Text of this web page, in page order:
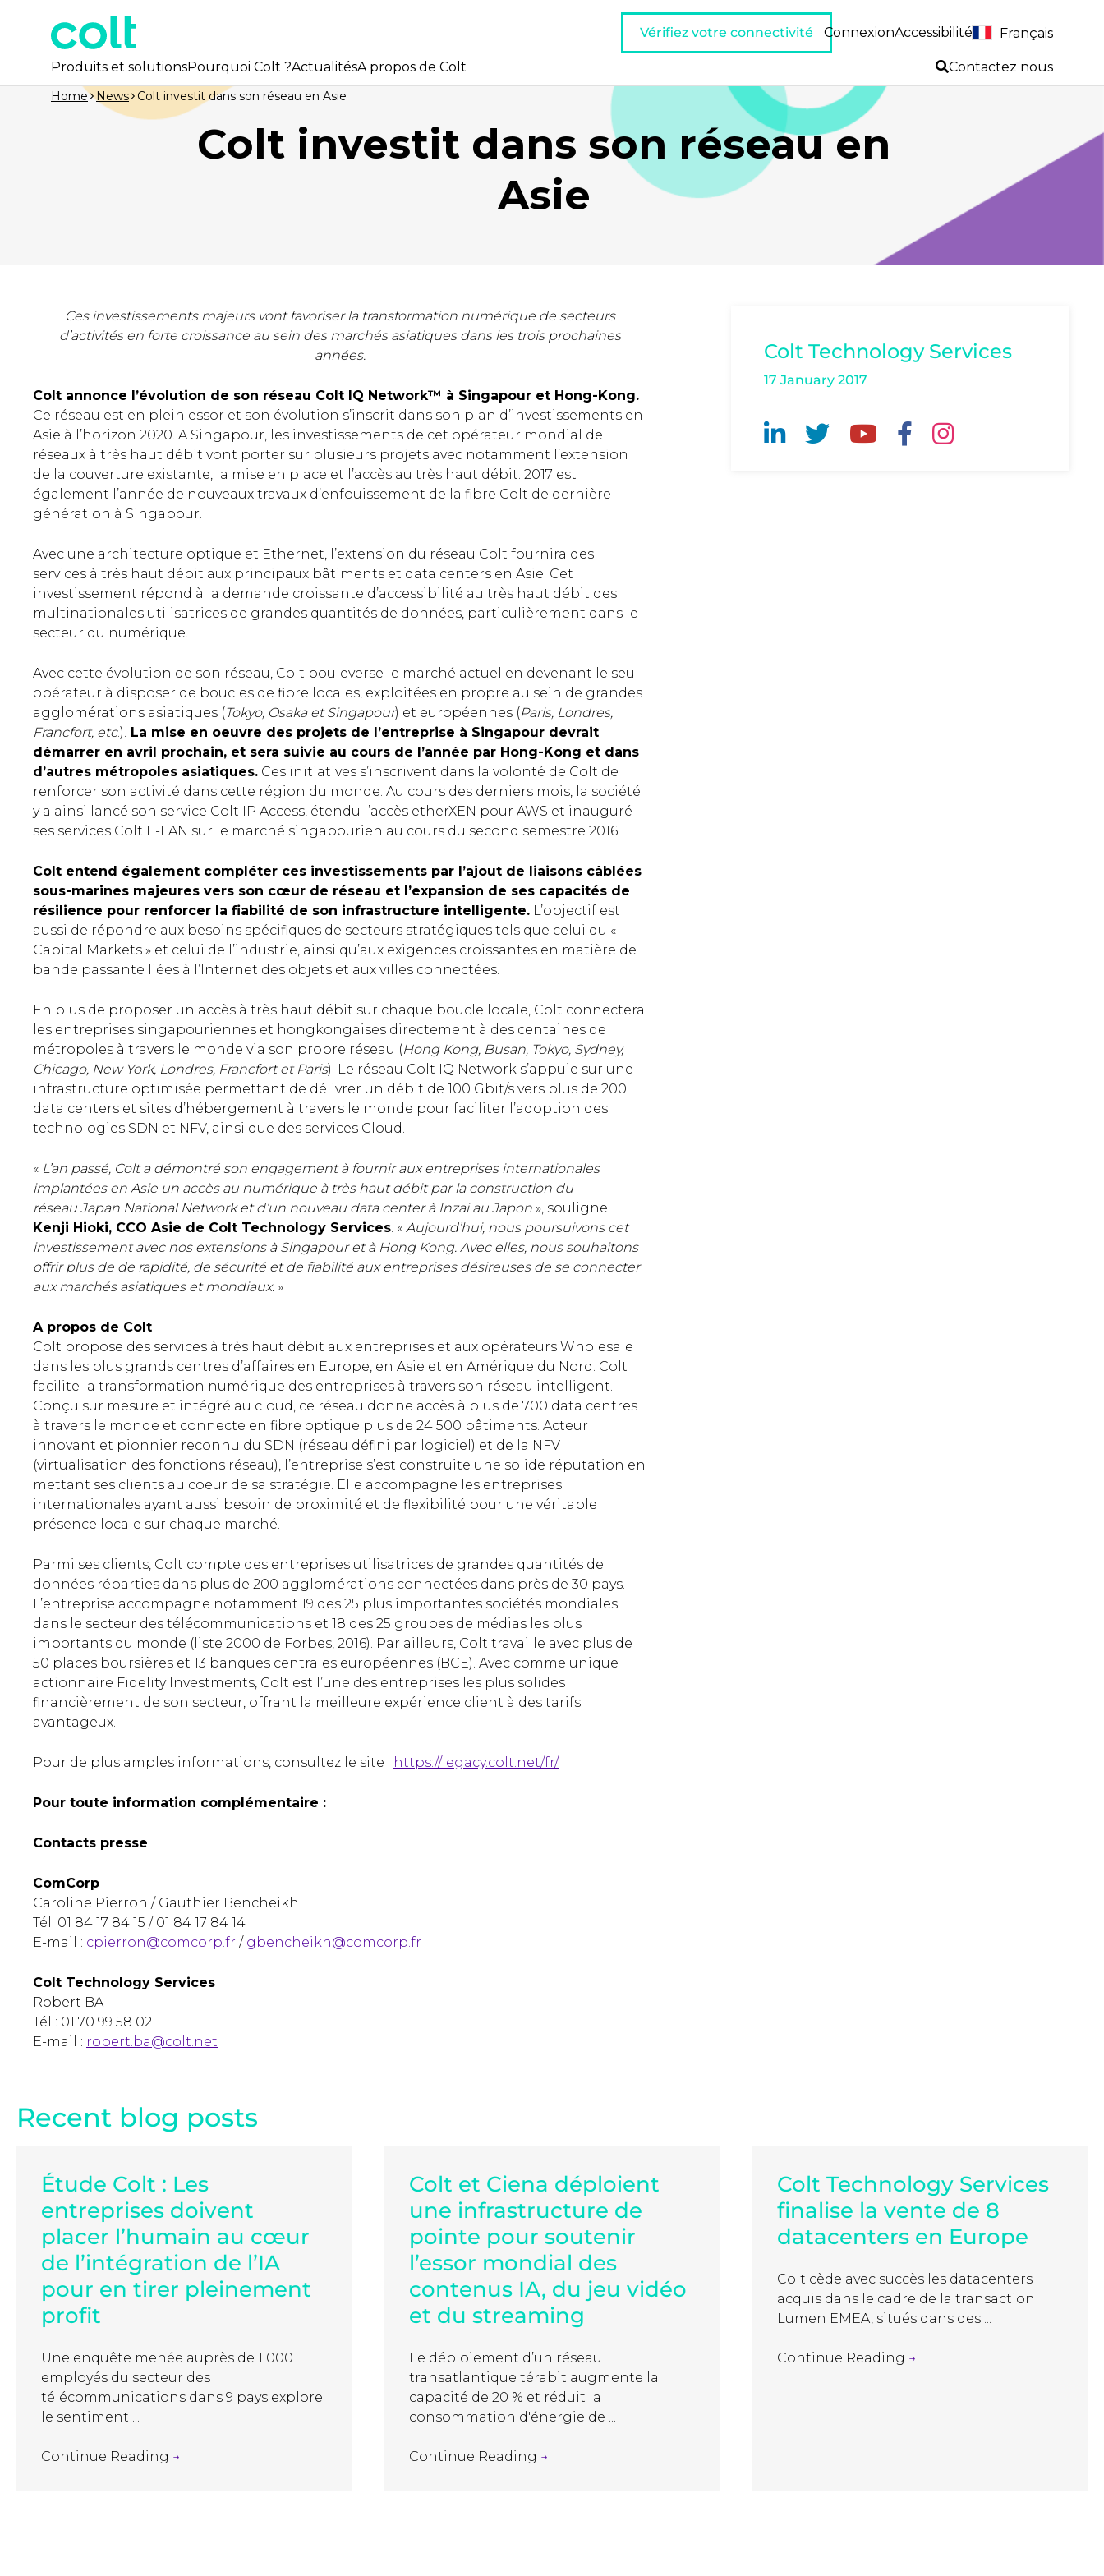
Produits et solutionsPourquoi Colt ?ActualitésA propos de Colt
Vérifiez votre connectivité ConnexionAccessibilité Français
Contactez nous
Colt investit dans son réseau en
Asie
Home News Colt investit dans son réseau en Asie
Ces investissements majeurs vont favoriser la transformation numérique de secteurs
d’activités en forte croissance au sein des marchés asiatiques dans les trois prochaines
années.
Colt annonce l’évolution de son réseau Colt IQ Network™ à Singapour et Hong-Kong.
Ce réseau est en plein essor et son évolution s’inscrit dans son plan d’investissements en
Asie à l’horizon 2020. A Singapour, les investissements de cet opérateur mondial de
réseaux à très haut débit vont porter sur plusieurs projets avec notamment l’extension
de la couverture existante, la mise en place et l’accès au très haut débit. 2017 est
également l’année de nouveaux travaux d’enfouissement de la fibre Colt de dernière
génération à Singapour.
Avec une architecture optique et Ethernet, l’extension du réseau Colt fournira des
services à très haut débit aux principaux bâtiments et data centers en Asie. Cet
investissement répond à la demande croissante d’accessibilité au très haut débit des
multinationales utilisatrices de grandes quantités de données, particulièrement dans le
secteur du numérique.
Avec cette évolution de son réseau, Colt bouleverse le marché actuel en devenant le seul
opérateur à disposer de boucles de fibre locales, exploitées en propre au sein de grandes
agglomérations asiatiques (Tokyo, Osaka et Singapour) et européennes (Paris, Londres,
Francfort, etc.). La mise en oeuvre des projets de l’entreprise à Singapour devrait
démarrer en avril prochain, et sera suivie au cours de l’année par Hong-Kong et dans
d’autres métropoles asiatiques. Ces initiatives s’inscrivent dans la volonté de Colt de
renforcer son activité dans cette région du monde. Au cours des derniers mois, la société
y a ainsi lancé son service Colt IP Access, étendu l’accès etherXEN pour AWS et inauguré
ses services Colt E-LAN sur le marché singapourien au cours du second semestre 2016.
Colt entend également compléter ces investissements par l’ajout de liaisons câblées
sous-marines majeures vers son cœur de réseau et l’expansion de ses capacités de
résilience pour renforcer la fiabilité de son infrastructure intelligente. L’objectif est
aussi de répondre aux besoins spécifiques de secteurs stratégiques tels que celui du «
Capital Markets » et celui de l’industrie, ainsi qu’aux exigences croissantes en matière de
bande passante liées à l’Internet des objets et aux villes connectées.
En plus de proposer un accès à très haut débit sur chaque boucle locale, Colt connectera
les entreprises singapouriennes et hongkongaises directement à des centaines de
métropoles à travers le monde via son propre réseau (Hong Kong, Busan, Tokyo, Sydney,
Chicago, New York, Londres, Francfort et Paris). Le réseau Colt IQ Network s’appuie sur une
infrastructure optimisée permettant de délivrer un débit de 100 Gbit/s vers plus de 200
data centers et sites d’hébergement à travers le monde pour faciliter l’adoption des
technologies SDN et NFV, ainsi que des services Cloud.
« L’an passé, Colt a démontré son engagement à fournir aux entreprises internationales
implantées en Asie un accès au numérique à très haut débit par la construction du
réseau Japan National Network et d’un nouveau data center à Inzai au Japon », souligne
Kenji Hioki, CCO Asie de Colt Technology Services. « Aujourd’hui, nous poursuivons cet
investissement avec nos extensions à Singapour et à Hong Kong. Avec elles, nous souhaitons
offrir plus de de rapidité, de sécurité et de fiabilité aux entreprises désireuses de se connecter
aux marchés asiatiques et mondiaux. »
A propos de Colt
Colt propose des services à très haut débit aux entreprises et aux opérateurs Wholesale
dans les plus grands centres d’affaires en Europe, en Asie et en Amérique du Nord. Colt
facilite la transformation numérique des entreprises à travers son réseau intelligent.
Conçu sur mesure et intégré au cloud, ce réseau donne accès à plus de 700 data centres
à travers le monde et connecte en fibre optique plus de 24 500 bâtiments. Acteur
innovant et pionnier reconnu du SDN (réseau défini par logiciel) et de la NFV
(virtualisation des fonctions réseau), l’entreprise s’est construite une solide réputation en
mettant ses clients au coeur de sa stratégie. Elle accompagne les entreprises
internationales ayant aussi besoin de proximité et de flexibilité pour une véritable
présence locale sur chaque marché.
Parmi ses clients, Colt compte des entreprises utilisatrices de grandes quantités de
données réparties dans plus de 200 agglomérations connectées dans près de 30 pays.
L’entreprise accompagne notamment 19 des 25 plus importantes sociétés mondiales
dans le secteur des télécommunications et 18 des 25 groupes de médias les plus
importants du monde (liste 2000 de Forbes, 2016). Par ailleurs, Colt travaille avec plus de
50 places boursières et 13 banques centrales européennes (BCE). Avec comme unique
actionnaire Fidelity Investments, Colt est l’une des entreprises les plus solides
financièrement de son secteur, offrant la meilleure expérience client à des tarifs
avantageux.
Pour de plus amples informations, consultez le site : https://legacy.colt.net/fr/
Pour toute information complémentaire :
Contacts presse
ComCorp
Caroline Pierron / Gauthier Bencheikh
Tél: 01 84 17 84 15 / 01 84 17 84 14
E-mail : cpierron@comcorp.fr / gbencheikh@comcorp.fr
Colt Technology Services
Robert BA
Tél : 01 70 99 58 02
E-mail : robert.ba@colt.net
Colt Technology Services
17 January 2017
Recent blog posts
Étude Colt : Les
entreprises doivent
placer l’humain au cœur
de l’intégration de l’IA
pour en tirer pleinement
profit
Une enquête menée auprès de 1 000
employés du secteur des
télécommunications dans 9 pays explore
le sentiment ...
Continue Reading →
Colt et Ciena déploient
une infrastructure de
pointe pour soutenir
l’essor mondial des
contenus IA, du jeu vidéo
et du streaming
Le déploiement d’un réseau
transatlantique térabit augmente la
capacité de 20 % et réduit la
consommation d'énergie de ...
Continue Reading →
Colt Technology Services
finalise la vente de 8
datacenters en Europe
Colt cède avec succès les datacenters
acquis dans le cadre de la transaction
Lumen EMEA, situés dans des ...
Continue Reading →